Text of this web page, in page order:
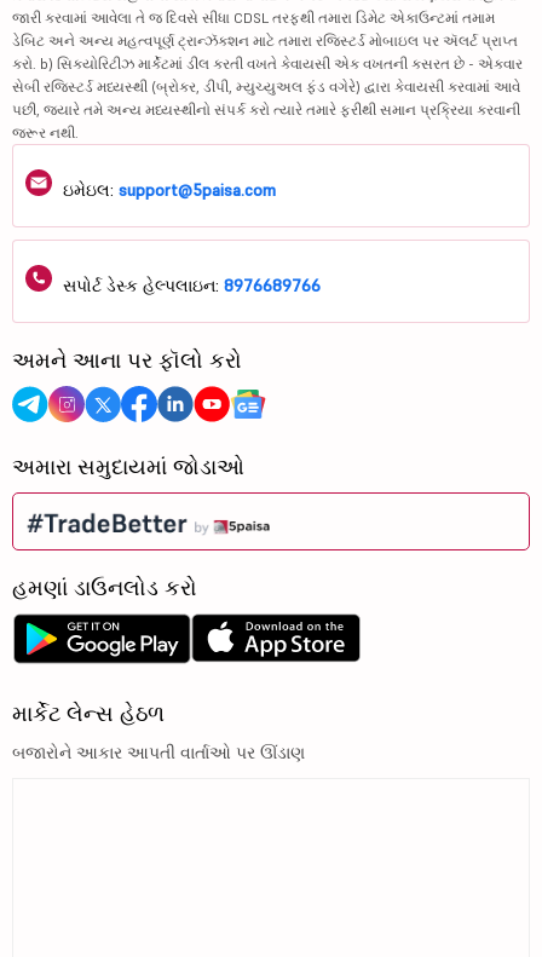
જારી કરવામાં આવેલા તે જ દિવસે સીધા CDSL તરફથી તમારા ડિમેટ એકાઉન્ટમાં તમામ
ડેબિટ અને અન્ય મહત્વપૂર્ણ ટ્રાન્ઝૅક્શન માટે તમારા રજિસ્ટર્ડ મોબાઇલ પર ઍલર્ટ પ્રાપ્ત
કરો. b) સિક્યોરિટીઝ માર્કેટમાં ડીલ કરતી વખતે કેવાયસી એક વખતની કસરત છે - એકવાર
સેબી રજિસ્ટર્ડ મધ્યસ્થી (બ્રોકર, ડીપી, મ્યુચ્યુઅલ ફંડ વગેરે) દ્વારા કેવાયસી કરવામાં આવે
પછી, જ્યારે તમે અન્ય મધ્યસ્થીનો સંપર્ક કરો ત્યારે તમારે ફરીથી સમાન પ્રક્રિયા કરવાની
જરૂર નથી.
ઇમેઇલ: support@5paisa.com
સપોર્ટ ડેસ્ક હેલ્પલાઇન: 8976689766
અમને આના પર ફૉલો કરો
અમારા સમુદાયમાં જોડાઓ
હમણાં ડાઉનલોડ કરો
માર્કેટ લેન્સ હેઠળ
બજારોને આકાર આપતી વાર્તાઓ પર ઊંડાણ